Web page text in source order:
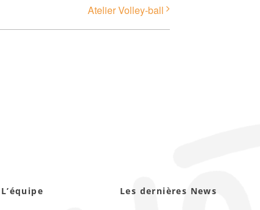
Atelier Volley-ball
L’équipe Les dernières News